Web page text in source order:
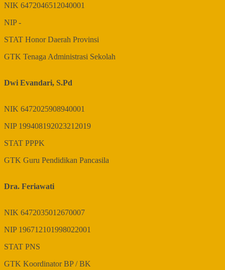
NIK 6472046512040001
NIP-
STAT Honor Daerah Provinsi
GTK Tenaga Administrasi Sekolah
Dwi Evandari, S.Pd
NIK 6472025908940001
NIP 199408192023212019
STAT PPPK
GTK Guru Pendidikan Pancasila
Dra. Feriawati
NIK 6472035012670007
NIP 196712101998022001
STAT PNS
GTK Koordinator BP / BK